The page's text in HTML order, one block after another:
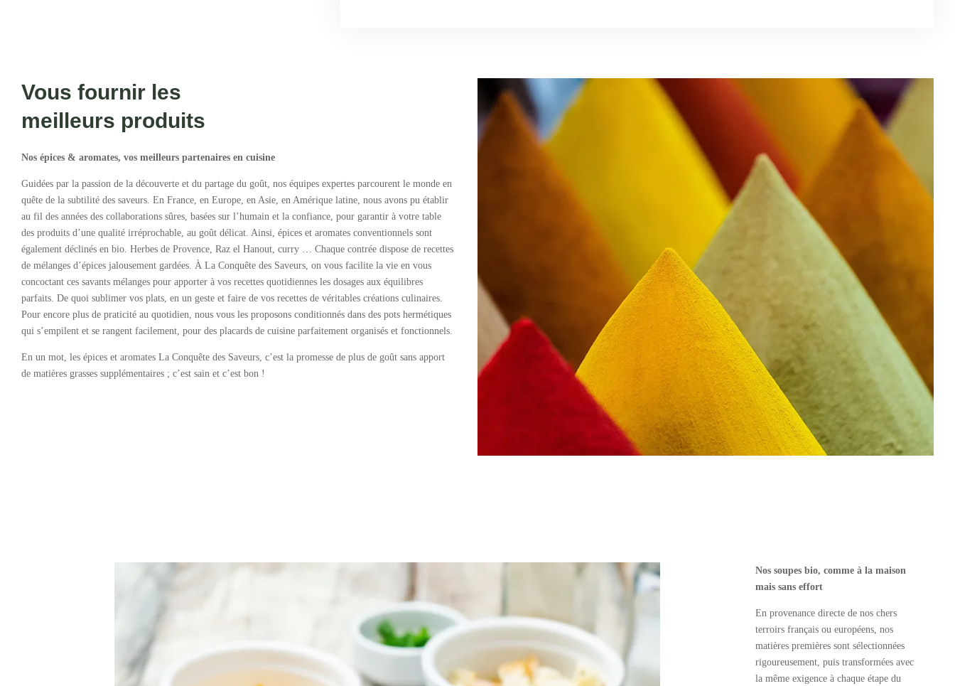
Vous fournir les
meilleurs produits
Nos épices & aromates, vos meilleurs partenaires en cuisine
Guidées par la passion de la découverte et du partage du goût, nos équipes expertes parcourent le monde en
quête de la subtilité des saveurs. En France, en Europe, en Asie, en Amérique latine, nous avons pu établir
au fil des années des collaborations sûres, basées sur l’humain et la confiance, pour garantir à votre table
des produits d’une qualité irréprochable, au goût délicat. Ainsi, épices et aromates conventionnels sont
également déclinés en bio. Herbes de Provence, Raz el Hanout, curry … Chaque contrée dispose de recettes
de mélanges d’épices jalousement gardées. À La Conquête des Saveurs, on vous facilite la vie en vous
concoctant ces savants mélanges pour apporter à vos recettes quotidiennes les dosages aux équilibres
parfaits. De quoi sublimer vos plats, en un geste et faire de vos recettes de véritables créations culinaires.
Pour encore plus de praticité au quotidien, nous vous les proposons conditionnés dans des pots hermétiques
qui s’empilent et se rangent facilement, pour des placards de cuisine parfaitement organisés et fonctionnels.
En un mot, les épices et aromates La Conquête des Saveurs, c’est la promesse de plus de goût sans apport
de matières grasses supplémentaires ; c’est sain et c’est bon !
Nos soupes bio, comme à la maison
mais sans effort
En provenance directe de nos chers
terroirs français ou européens, nos
matières premières sont sélectionnées
rigoureusement, puis transformées avec
la même exigence à chaque étape du